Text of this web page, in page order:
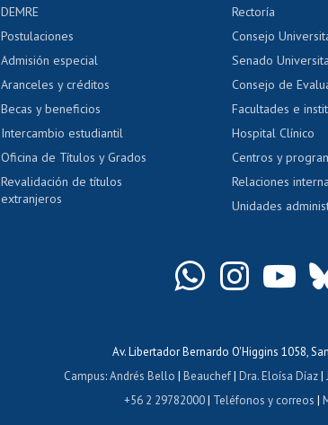
Servicio médico y dental
Pago de arancel y crédito alumnos
Pago de arancel y crédito exalumnos
Certificado de títulos y grados
Mi Uchile Ayuda tecnológica
DEMRE
Postulaciones
Admisión especial
Aranceles y créditos
Becas y beneficios
Intercambio estudiantil
Oficina de Títulos y Grados
Revalidación de títulos
extranjeros
Rectoría
Consejo
Senado
Consejo de
Facultades e
Hospital Clínico
Centros y
Relaciones
Unidades
Av. Libertador Bernardo O'Higgins 1058,
Campus:Andrés Bello | Beauchef| Dra. Eloísa Díaz|
+56 2 29782000| Teléfonos y correos |